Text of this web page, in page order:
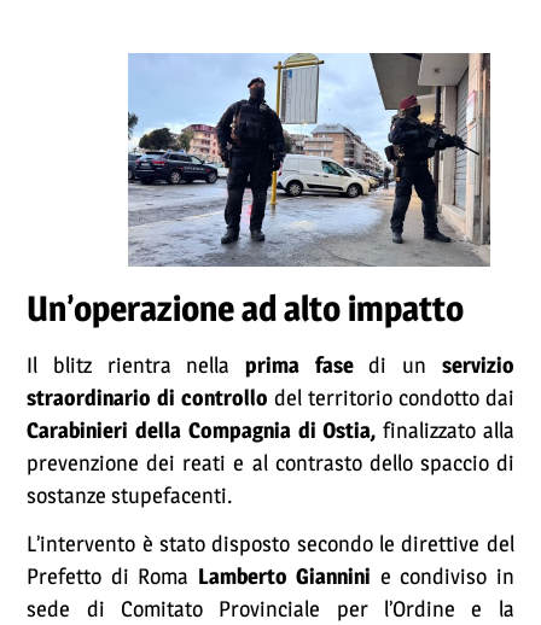
Un’operazione ad alto impatto
Il blitz rientra nella prima fasedi un servizio
straordinario di controllo del territorio condotto dai
Carabinieri della Compagnia di Ostia, finalizzato alla
prevenzione dei reati e al contrasto dello spaccio di
sostanze stupefacenti.
L’intervento è stato disposto secondo le direttive del
Prefetto di Roma Lamberto Giannini e condiviso in
sede di Comitato Provinciale per l’Ordine e la